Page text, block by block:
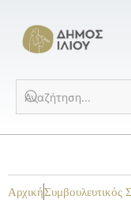
ΑρχικήΣυμβουλευτικός